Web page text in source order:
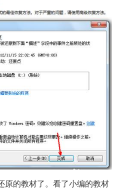
的教材了。看了小编的教材